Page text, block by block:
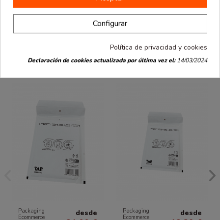
como para tus destinatarios.
También podría interesarle
Packaging
Ecommerce
desde
Packaging
Ecommerce
desde
Configurar
Política de privacidad y cookies
Declaración de cookies actualizada por última vez el:14/03/2024